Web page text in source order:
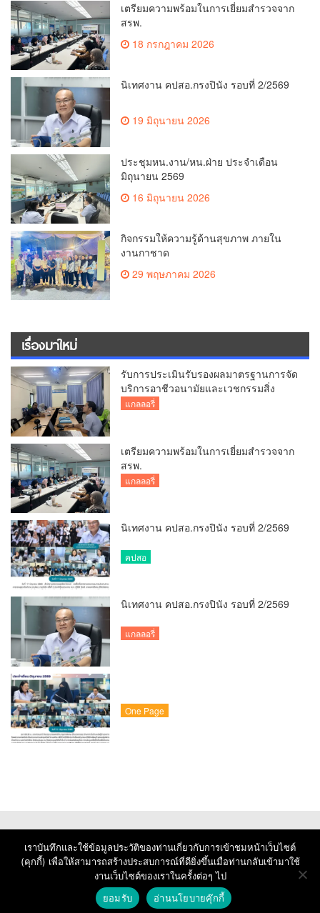
เตรียมความพร้อมในการเยี่ยมสำรวจจาก
สรพ.
18 กรกฎาคม 2026
นิเทศงาน คปสอ.กรงปินัง รอบที่ 2/2569
19 มิถุนายน 2026
ประชุมหน.งาน/หน.ฝ่าย ประจำเดือน
มิถุนายน 2569
16 มิถุนายน 2026
กิจกรรมให้ความรู้ด้านสุขภาพ ภายใน
งานกาชาด
29 พฤษภาคม 2026
เรื่องมาใหม่
รับการประเมินรับรองผลมาตรฐานการจัด
บริการอาชีวอนามัยและเวชกรรมสิ่ง
แวดล้อม
แกลลอรี่
เตรียมความพร้อมในการเยี่ยมสำรวจจาก
สรพ.
แกลลอรี่
นิเทศงาน คปสอ.กรงปินัง รอบที่ 2/2569
คปสอ
นิเทศงาน คปสอ.กรงปินัง รอบที่ 2/2569
แกลลอรี่
One Page
เราบันทึกและใช้ข้อมูลประวัติของท่านเกี่ยวกับการเข้าชมหน้าเว็บไซต์
(คุกกี้) เพื่อให้สามารถสร้างประสบการณ์ที่ดียิ่งขึ้นเมื่อท่านกลับเข้ามาใช้
งานเว็บไซต์ของเราในครั้งต่อๆ ไป
ยอมรับ
อ่านนโยบายคุ๊กกี้
© Copyright 2026 : Krongpinang Hospital